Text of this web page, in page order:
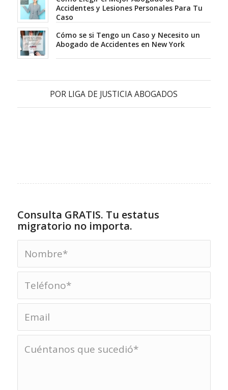
Accidentes y Lesiones Personales Para Tu
Caso
Cómo se si Tengo un Caso y Necesito un
Abogado de Accidentes en New York
POR LIGA DE JUSTICIA ABOGADOS
Consulta GRATIS. Tu estatus
migratorio no importa.